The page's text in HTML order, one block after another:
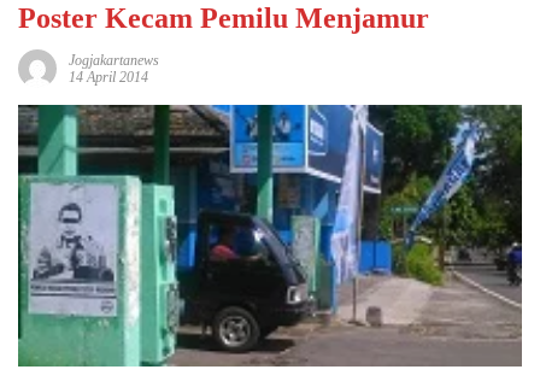
Poster Kecam Pemilu Menjamur
Jogjakartanews
14 April 2014